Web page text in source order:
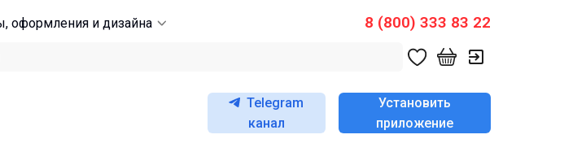
оформления и дизайна 8 (800) 333 83 22
Telegram
канал
Установить
приложение